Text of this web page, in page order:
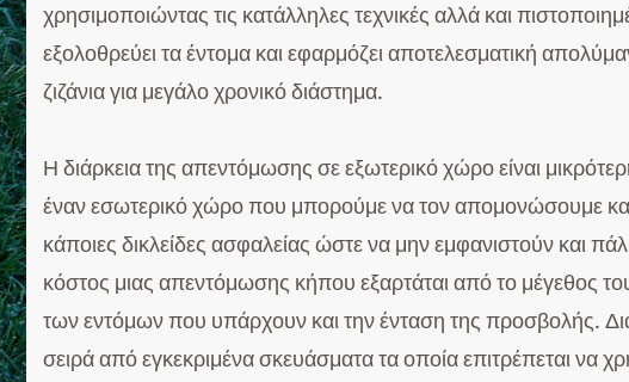
χρησιμοποιώντας τις κατάλληλες τεχνικές αλλά και
εξολοθρεύει τα έντομα και εφαρμόζει αποτελεσματική
ζιζάνια για μεγάλο χρονικό διάστημα.
Η διάρκεια της απεντόμωσης σε εξωτερικό χώρο είναι
έναν εσωτερικό χώρο που μπορούμε να τον απομονώσουμε
κάποιες δικλείδες ασφαλείας ώστε να μην εμφανιστούν και
κόστος μιας απεντόμωσης κήπου εξαρτάται από το μέγεθος
των εντόμων που υπάρχουν και την ένταση της προσβολής.
σειρά από εγκεκριμένα σκευάσματα τα οποία επιτρέπεται να